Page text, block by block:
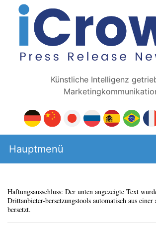
Künstliche Intelligenz
Hauptmenü
Haftungsausschluss: Der unten angezeigte Text
Drittanbieter-bersetzungstools automatisch aus einer
bersetzt.